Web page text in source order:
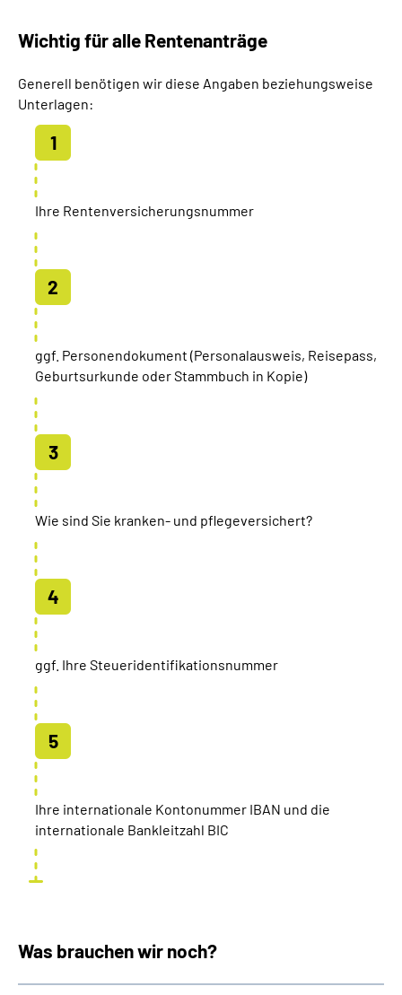
Wichtig für alle Rentenanträge
Generell benötigen wir diese Angaben beziehungsweise
Unterlagen:
Ihre Rentenversicherungsnummer
ggf. Personendokument (Personalausweis, Reisepass,
Geburtsurkunde oder Stammbuch in Kopie)
Wie sind Sie kranken- und pflegeversichert?
ggf. Ihre Steueridentifikationsnummer
Ihre internationale Kontonummer IBAN und die
internationale Bankleitzahl BIC
Was brauchen wir noch?